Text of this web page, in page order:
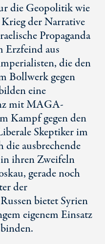
die Geopolitik wie
der Narrative
Propaganda
aus
die den
Bollwerk gegen
eine
mit MAGA-
Kampf gegen den
Skeptiker im
ausbrechende
ihren Zweifeln
gerade noch
der
bietet Syrien
eigenem Einsatz